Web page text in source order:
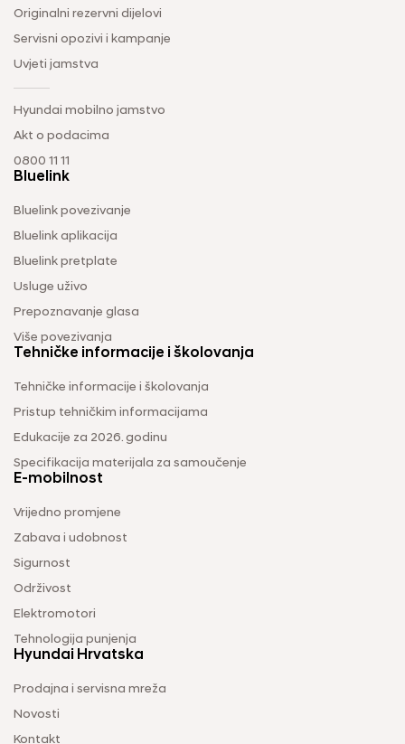
Originalni rezervni dijelovi
Servisni opozivi i kampanje
Uvjeti jamstva
Hyundai mobilno jamstvo
Akt o podacima
0800 11 11
Bluelink
Bluelink povezivanje
Bluelink aplikacija
Bluelink pretplate
Usluge uživo
Prepoznavanje glasa
Više povezivanja
Tehničke informacije i školovanja
Tehničke informacije i školovanja
Pristup tehničkim informacijama
Edukacije za 2026. godinu
Specifikacija materijala za samoučenje
E-mobilnost
Vrijedno promjene
Zabava i udobnost
Sigurnost
Održivost
Elektromotori
Tehnologija punjenja
Hyundai Hrvatska
Prodajna i servisna mreža
Novosti
Kontakt